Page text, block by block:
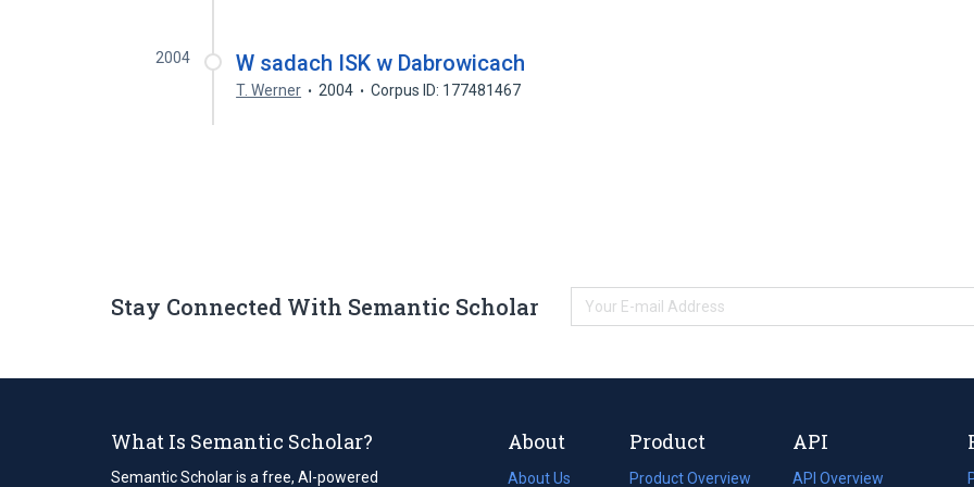
2004 W sadach ISK w Dabrowicach
T. Werner 2004 Corpus ID: 177481467
Stay Connected With Semantic Scholar
What Is Semantic Scholar?
Semantic Scholar is a free, AI-powered
About
About Us
Product
Product Overview
API
API Overview